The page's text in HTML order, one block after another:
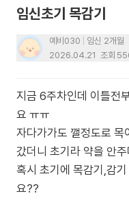
임신초기 목감기
예비030
임신 2개월
2026.04.21 조회
지금 6주차인데 이틀전
요 ㅠㅠ
자다가가도 깰정도로 목
갔더니 초기라 약을 안
혹시 초기에 목감기,감
요??